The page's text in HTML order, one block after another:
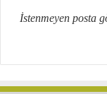
İstenmeyen posta